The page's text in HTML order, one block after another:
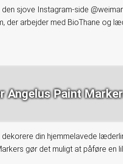
sjove Instagram-side
der arbejder med BioThane og
Angelus Paint
din hjemmelavede
gør det muligt at påføre